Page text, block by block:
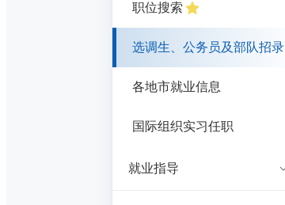
职位搜索
选调生、公务员及部队招录
各地市就业信息
国际组织实习任职
就业指导